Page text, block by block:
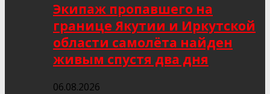
Экипаж пропавшего на
границе Якутии и Иркутской
области самолёта найден
живым спустя два дня
06.08.2026